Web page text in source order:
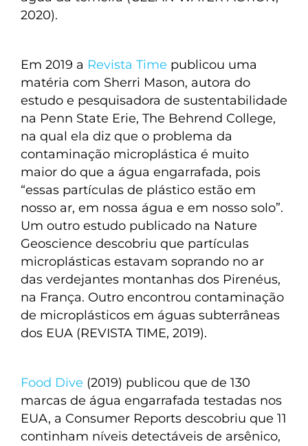
2020).
Em 2019 a Revista Time publicou uma
matéria com Sherri Mason, autora do
estudo e pesquisadora de sustentabilidade
na Penn State Erie, The Behrend College,
na qual ela diz que o problema da
contaminação microplástica é muito
maior do que a água engarrafada, pois
“essas partículas de plástico estão em
nosso ar, em nossa água e em nosso solo”.
Um outro estudo publicado na Nature
Geoscience descobriu que partículas
microplásticas estavam soprando no ar
das verdejantes montanhas dos Pirenéus,
na França. Outro encontrou contaminação
de microplásticos em águas subterrâneas
dos EUA (REVISTA TIME, 2019).
Food Dive (2019) publicou que de 130
marcas de água engarrafada testadas nos
EUA, a Consumer Reports descobriu que 11
continham níveis detectáveis de arsênico,